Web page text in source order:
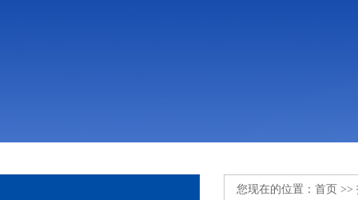
您现在的位置： 首页 >>